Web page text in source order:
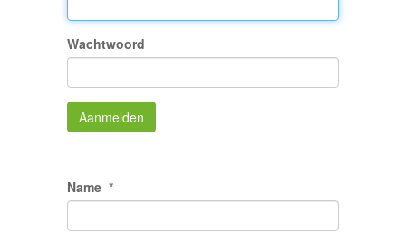
Wachtwoord
Aanmelden
Name